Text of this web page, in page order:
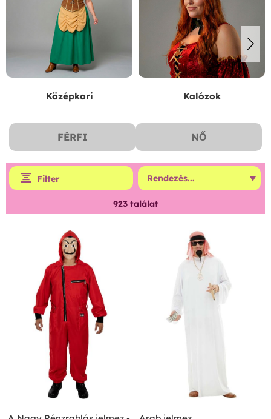
Középkori Kalózok
FÉRFI NŐ
Filter
923találat